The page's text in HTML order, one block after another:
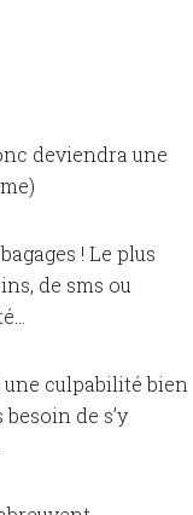
deviendra une
! Le plus
de sms ou
une culpabilité bien
de s’y